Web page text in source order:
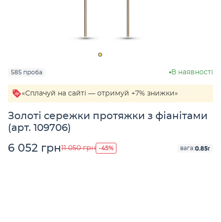
585 проба В наявності
«Сплачуй на сайті — отримуй +7% знижки»
Золоті сережки протяжки з фіанітами
(арт. 109706)
6 052 грн11 050 грн -45% вага:0.85г